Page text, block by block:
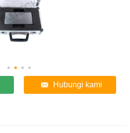
Hubungi kami